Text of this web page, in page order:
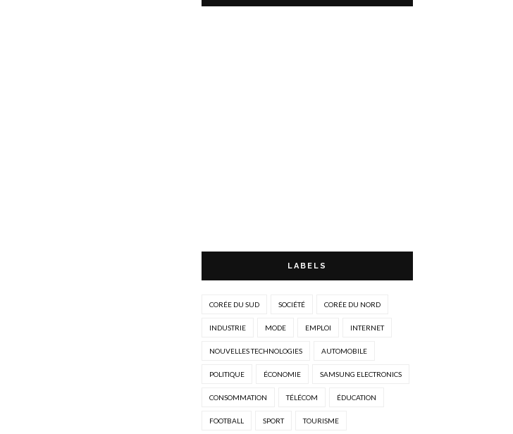
LABELS
CORÉE DU SUD SOCIÉTÉ CORÉE DU NORD
INDUSTRIE MODE EMPLOI INTERNET
NOUVELLES TECHNOLOGIES AUTOMOBILE
POLITIQUE ÉCONOMIE SAMSUNG ELECTRONICS
CONSOMMATION TÉLÉCOM ÉDUCATION
FOOTBALL SPORT TOURISME